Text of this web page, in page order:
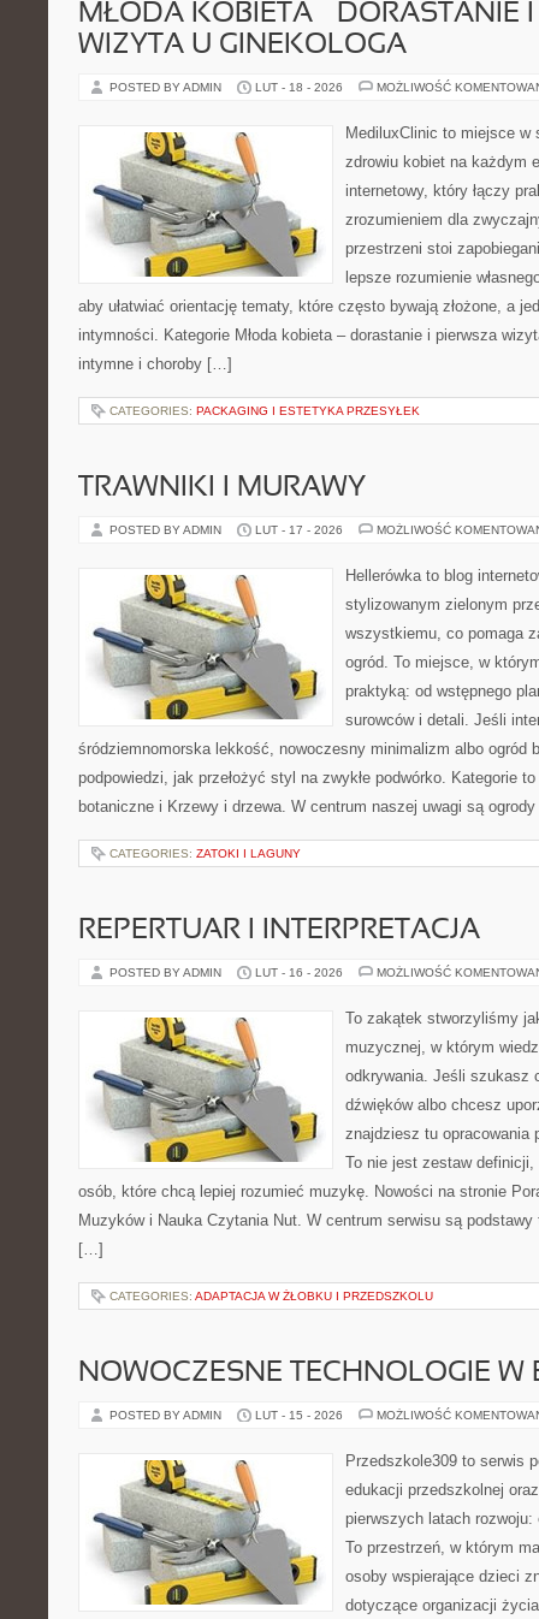
MŁODA KOBIETA – DORASTANIE
WIZYTA U GINEKOLOGA
POSTED BY ADMIN LUT - 18 - 2026 MOŻLIWOŚĆ
MediluxClinic to miejsce
zdrowiu kobiet na każdym
internetowy, który łączy
zrozumieniem dla
przestrzeni stoi
lepsze rozumienie
aby ułatwiać orientację tematy, które często bywają złożone, a
intymności. Kategorie Młoda kobieta – dorastanie i pierwsza
intymne i choroby […]
CATEGORIES: PACKAGING I ESTETYKA PRZESYŁEK
TRAWNIKI I MURAWY
POSTED BY ADMIN LUT - 17 - 2026 MOŻLIWOŚĆ
Hellerówka to blog
stylizowanym zielonym
wszystkiemu, co pomaga
ogród. To miejsce, w
praktyką: od wstępnego
surowców i detali. Jeśli
śródziemnomorska lekkość, nowoczesny minimalizm albo ogród
podpowiedzi, jak przełożyć styl na zwykłe podwórko. Kategorie
botaniczne i Krzewy i drzewa. W centrum naszej uwagi są
CATEGORIES: ZATOKI I LAGUNY
REPERTUAR I INTERPRETACJA
POSTED BY ADMIN LUT - 16 - 2026 MOŻLIWOŚĆ
To zakątek stworzyliśmy
muzycznej, w którym
odkrywania. Jeśli szukasz
dźwięków albo chcesz
znajdziesz tu opracowania
To nie jest zestaw
osób, które chcą lepiej rozumieć muzykę. Nowości na stronie
Muzyków i Nauka Czytania Nut. W centrum serwisu są
[…]
CATEGORIES: ADAPTACJA W ŻŁOBKU I PRZEDSZKOLU
NOWOCZESNE TECHNOLOGIE W
POSTED BY ADMIN LUT - 15 - 2026 MOŻLIWOŚĆ
Przedszkole309 to serwis
edukacji przedszkolnej
pierwszych latach
To przestrzeń, w którym
osoby wspierające dzieci
dotyczące organizacji